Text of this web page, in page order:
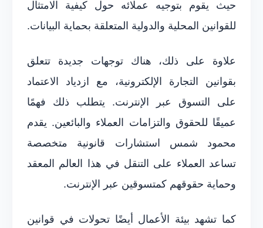
حيث يقوم بتوجيه عملائه حول كيفية الامتثال
للقوانين المحلية والدولية المتعلقة بحماية البيانات.
علاوة على ذلك، هناك توجهات جديدة تتعلق
بقوانين التجارة الإلكترونية، مع ازدياد الاعتماد
على التسوق عبر الإنترنت. يتطلب ذلك فهمًا
عميقًا للحقوق والتزامات العملاء والبائعين. يقدم
محمود شمس استشارات قانونية متخصصة
تساعد العملاء على التنقل في هذا العالم المعقد
وحماية حقوقهم كمتسوقين عبر الإنترنت.
كما تشهد بيئة الأعمال أيضًا تحولات في قوانين